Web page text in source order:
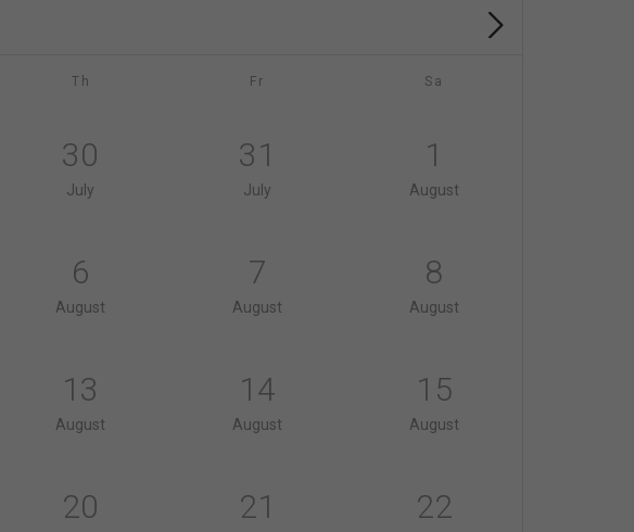
Th Fr Sa
30
July
31
July
1
August
6
August
7
August
8
August
13
August
14
August
15
August
20 21 22